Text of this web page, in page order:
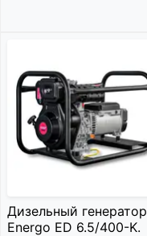
Дизельный генератор
Energo ED 6.5/400-K.